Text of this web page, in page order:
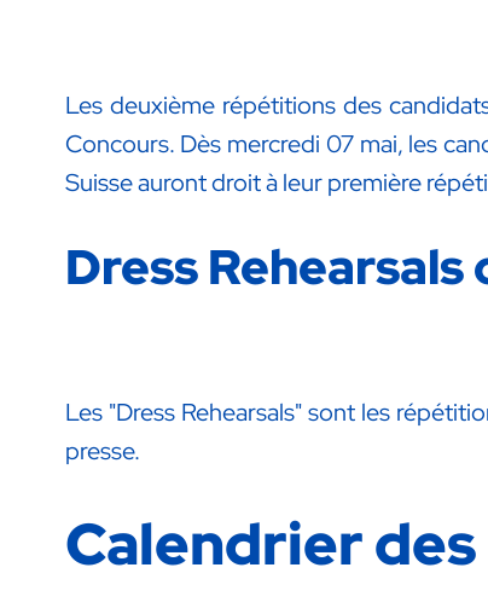
Les deuxième répétitions des
Concours. Dès mercredi 07 mai, les
Suisse auront droit à leur première
Dress
Les "Dress Rehearsals" sont les
presse.
Calendrier